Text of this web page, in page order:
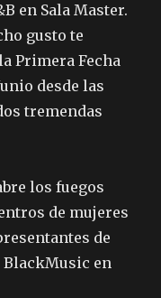
en Sala Master.
gusto te
Primera Fecha
desde las
tremendas
los fuegos
de mujeres
de
BlackMusic en